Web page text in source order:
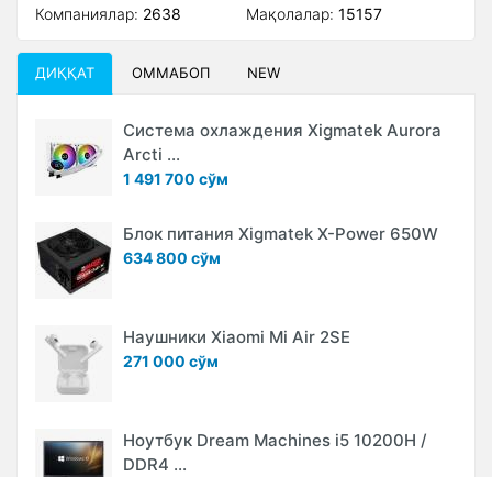
Компаниялар: 2638
Мақолалар: 15157
ДИҚҚАТ ОММАБОП NEW
Система охлаждения Xigmatek Aurora
Arcti ...
1 491 700 сўм
Блок питания Xigmatek X-Power 650W
634 800 сўм
Наушники Xiaomi Mi Air 2SE
271 000 сўм
Ноутбук Dream Machines i5 10200H /
DDR4 ...